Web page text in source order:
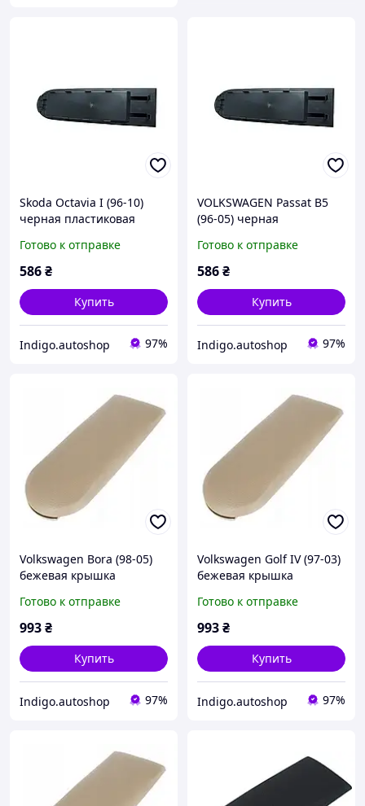
Skoda Octavia I (96-10)
черная пластиковая
(без обшивки!), Шкода
Октавиа 1
Готово к отправке
586₴
Купить
Indigo.autoshop 97%
VOLKSWAGEN Passat B5
(96-05) черная
подлокотника (без
обшивки!), Пассат Б5
Готово к отправке
586₴
Купить
Indigo.autoshop 97%
Volkswagen Bora (98-05)
бежевая крышка
оббивка КОЖЗАМ,
Фольцваген Бора
Готово к отправке
993₴
Купить
Indigo.autoshop 97%
Volkswagen Golf IV (97-03)
бежевая крышка
оббивка КОЖЗАМ,
Фольцваген Гольф 4
Готово к отправке
993₴
Купить
Indigo.autoshop 97%